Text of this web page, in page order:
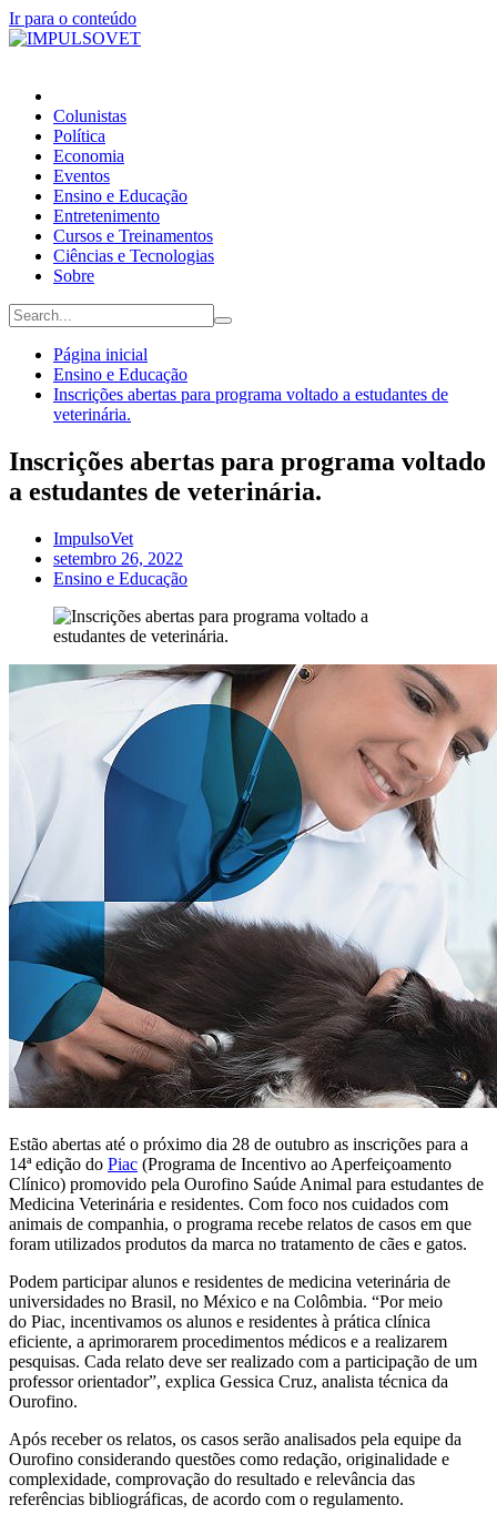
Ir para o conteúdo
Colunistas
Política
Economia
Eventos
Ensino e Educação
Entretenimento
Cursos e Treinamentos
Ciências e Tecnologias
Sobre
Página inicial
Ensino e Educação
Inscrições abertas para programa voltado a estudantes de
veterinária.
Inscrições abertas para programa voltado
a estudantes de veterinária.
ImpulsoVet
setembro 26, 2022
Ensino e Educação
Estão abertas até o próximo dia 28 de outubro as inscrições para a
14ª edição do Piac (Programa de Incentivo ao Aperfeiçoamento
Clínico) promovido pela Ourofino Saúde Animal para estudantes de
Medicina Veterinária e residentes. Com foco nos cuidados com
animais de companhia, o programa recebe relatos de casos em que
foram utilizados produtos da marca no tratamento de cães e gatos.
Podem participar alunos e residentes de medicina veterinária de
universidades no Brasil, no México e na Colômbia. “Por meio
do Piac, incentivamos os alunos e residentes à prática clínica
eficiente, a aprimorarem procedimentos médicos e a realizarem
pesquisas. Cada relato deve ser realizado com a participação de um
professor orientador”, explica Gessica Cruz, analista técnica da
Ourofino.
Após receber os relatos, os casos serão analisados pela equipe da
Ourofino considerando questões como redação, originalidade e
complexidade, comprovação do resultado e relevância das
referências bibliográficas, de acordo com o regulamento.